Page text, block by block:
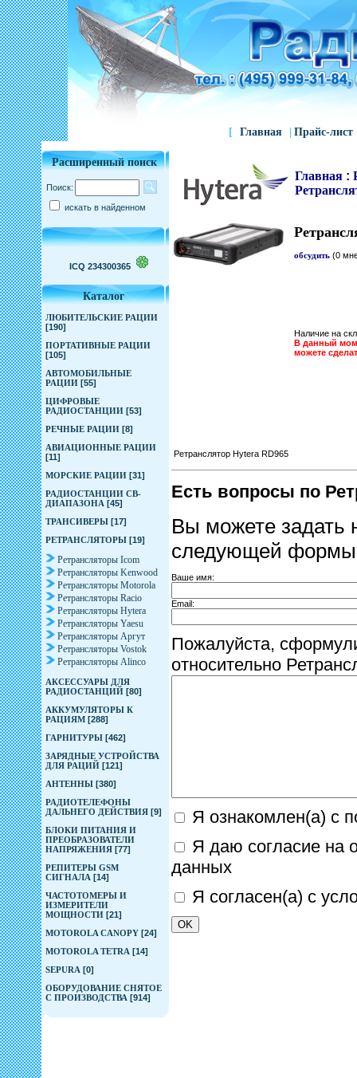
[ Главная Прайс-лист
Расширенный поиск
Поиск:
искать в найденном
ICQ 234300365
Каталог
ЛЮБИТЕЛЬСКИЕ РАЦИИ
[190]
ПОРТАТИВНЫЕ РАЦИИ
[105]
АВТОМОБИЛЬНЫЕ
РАЦИИ[55]
ЦИФРОВЫЕ
РАДИОСТАНЦИИ[53]
РЕЧНЫЕ РАЦИИ[8]
АВИАЦИОННЫЕ РАЦИИ
[11]
МОРСКИЕ РАЦИИ[31]
РАДИОСТАНЦИИ CB-
ДИАПАЗОНА [45]
ТРАНСИВЕРЫ[17]
РЕТРАНСЛЯТОРЫ[19]
Ретрансляторы Icom
Ретрансляторы Kenwood
Ретрансляторы Motorola
Ретрансляторы Racio
Ретрансляторы Hytera
Ретрансляторы Yaesu
Ретрансляторы Аргут
Ретрансляторы Vostok
Ретрансляторы Alinco
АКСЕССУАРЫ ДЛЯ
РАДИОСТАНЦИЙ[80]
АККУМУЛЯТОРЫ К
РАЦИЯМ[288]
ГАРНИТУРЫ[462]
ЗАРЯДНЫЕ УСТРОЙСТВА
ДЛЯ РАЦИЙ[121]
АНТЕННЫ[380]
РАДИОТЕЛЕФОНЫ
ДАЛЬНЕГО ДЕЙСТВИЯ[9]
БЛОКИ ПИТАНИЯ И
ПРЕОБРАЗОВАТЕЛИ
НАПРЯЖЕНИЯ[77]
РЕПИТЕРЫ GSM
СИГНАЛА [14]
ЧАСТОТОМЕРЫ И
ИЗМЕРИТЕЛИ
МОЩНОСТИ[21]
MOTOROLA CANOPY[24]
MOTOROLA TETRA [14]
SEPURA [0]
ОБОРУДОВАНИЕ СНЯТОЕ
С ПРОИЗВОДСТВА [914]
Главная:
обсудить (0
Наличие на
В данный
можете
Ретранслятор Hytera RD965
Есть вопросы по
Вы можете
следующей
Ваше имя:
Email:
Пожалуйста,
относительно
Я ознакомлен(а) с
Я даю согласие на
данных
Я согласен(а) с